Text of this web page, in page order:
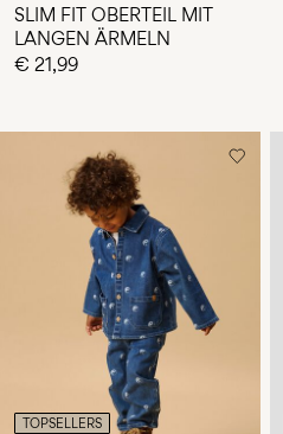
SLIM FIT OBERTEIL MIT
LANGEN ÄRMELN
€ 21,99
TOPSELLERS